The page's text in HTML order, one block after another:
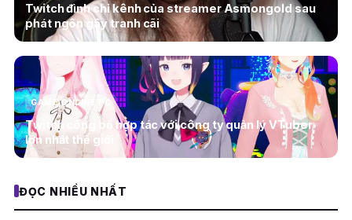
Twitch đình chỉ kênh của streamer Asmongold sau
phát ngôn gây tranh cãi
GAME ONLINE PC
Twitch công bố hợp tác với công ty quản lý VTuber
lớn nhất thế giới
ĐỌC NHIỀU NHẤT